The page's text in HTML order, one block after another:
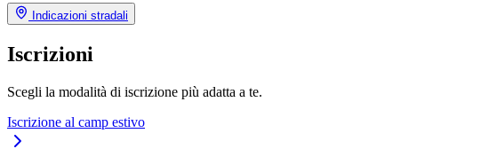
Indicazioni stradali
Iscrizioni
Scegli la modalità di iscrizione più adatta a te.
Iscrizione al camp estivo